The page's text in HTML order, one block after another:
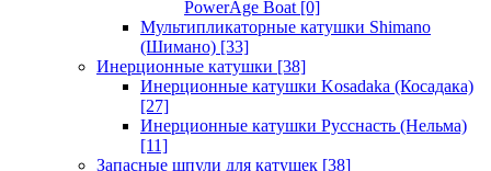
PowerAge Boat [0]
Мультипликаторные катушки Shimano
(Шимано) [33]
Инерционные катушки [38]
Инерционные катушки Kosadaka (Косадака)
[27]
Инерционные катушки Русснасть (Нельма)
[11]
Запасные шпули для катушек [38]